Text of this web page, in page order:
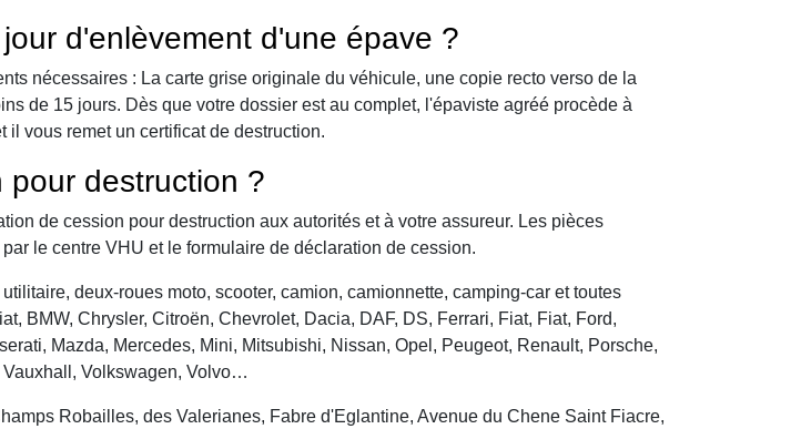
d'enlèvement d'une épave ?
nécessaires : La carte grise originale du véhicule, une copie recto verso de la
de 15 jours. Dès que votre dossier est au complet, l'épaviste agréé procède à
il vous remet un certificat de destruction.
pour destruction ?
de cession pour destruction aux autorités et à votre assureur. Les pièces
le centre VHU et le formulaire de déclaration de cession.
deux-roues moto, scooter, camion, camionnette, camping-car et toutes
BMW, Chrysler, Citroën, Chevrolet, Dacia, DAF, DS, Ferrari, Fiat, Fiat, Ford,
Mazda, Mercedes, Mini, Mitsubishi, Nissan, Opel, Peugeot, Renault, Porsche,
Vauxhall, Volkswagen, Volvo…
Robailles, des Valerianes, Fabre d'Eglantine, Avenue du Chene Saint Fiacre,